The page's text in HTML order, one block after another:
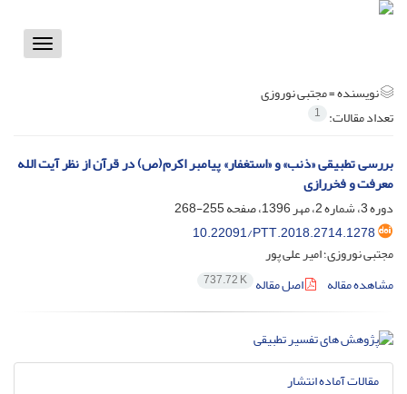
Toggle
نویسنده =مجتبی نوروزی
تعداد مقالات: 1
بررسی تطبیقی «ذنب» و «استغفار» پیامبر اکرم(ص) در قرآن از نظر آیت الله
معرفت و فخررازی
دوره 3، شماره 2، مهر 1396، صفحه
255-268
10.22091/PTT.2018.2714.1278
مجتبی نوروزی؛ امیر علی پور
مشاهده مقاله
اصل مقاله 737.72 K
مقالات آماده انتشار